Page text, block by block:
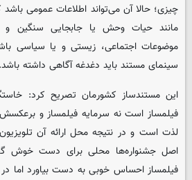
چیزی؛ حالا آن می‌تواند اطلاعات عمومی
مانند حیات وحش یا جابجایی سنگین و
موضوعات اجتماعی، زیستی و یا سیاسی
سینمای مستند باید دغدغه آگاهی داشته باشد.
این مستندساز کشورمان تصریح کرد:
فیلمساز است نه سرمایه فیلمساز و
لذت است و در نتیجه محل ارائه آن
اصل جشنواره‌ها محلی برای دست خوش
فیلمساز احساس خوبی به دست بیاورد اما